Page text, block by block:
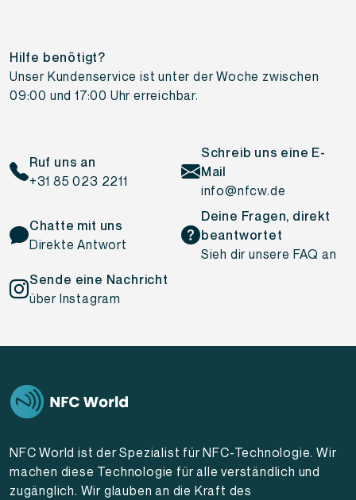
Hilfe benötigt?
Unser Kundenservice ist unter der Woche zwischen
09:00 und 17:00 Uhr erreichbar.
Ruf uns an
+31 85 023 2211
Schreib uns eine E-
Mail
info@nfcw.de
Chatte mit uns
Direkte Antwort
Deine Fragen, direkt
beantwortet
Sieh dir unsere FAQ an
Sende eine Nachricht
über Instagram
NFC World ist der Spezialist für NFC-Technologie. Wir
machen diese Technologie für alle verständlich und
zugänglich. Wir glauben an die Kraft des